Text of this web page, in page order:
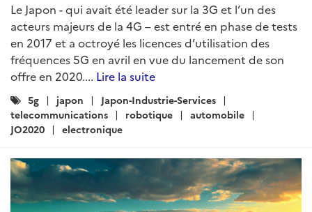
Le Japon - qui avait été leader sur la 3G et l’un des
acteurs majeurs de la 4G – est entré en phase de tests
en 2017 et a octroyé les licences d’utilisation des
fréquences 5G en avril en vue du lancement de son
offre en 2020.... Lire la suite
Catégories
:
5g japon
Japon-Industrie-Services
telecommunications
robotique
automobile
JO2020
electronique